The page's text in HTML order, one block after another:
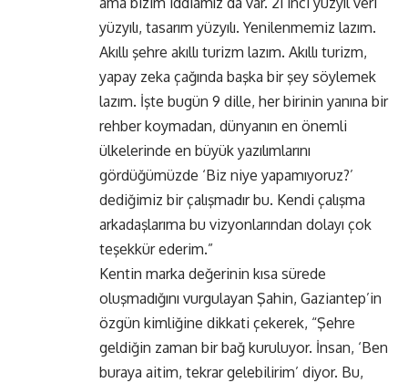
yüzyılı, tasarım yüzyılı. Yenilenmemiz lazım.
Akıllı şehre akıllı turizm lazım. Akıllı turizm,
yapay zeka çağında başka bir şey söylemek
lazım. İşte bugün 9 dille, her birinin yanına bir
rehber koymadan, dünyanın en önemli
ülkelerinde en büyük yazılımlarını
gördüğümüzde ‘Biz niye yapamıyoruz?’
dediğimiz bir çalışmadır bu. Kendi çalışma
arkadaşlarıma bu vizyonlarından dolayı çok
teşekkür ederim.”
Kentin marka değerinin kısa sürede
oluşmadığını vurgulayan Şahin, Gaziantep’in
özgün kimliğine dikkati çekerek, “Şehre
geldiğin zaman bir bağ kuruluyor. İnsan, ‘Ben
buraya aitim, tekrar gelebilirim’ diyor. Bu,